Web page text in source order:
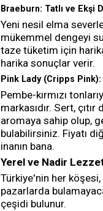
Braeburn: Tatlı ve Ekşi
Yeni nesil elma
mükemmel dengeyi
taze tüketim için
harika sonuçlar verir.
Pink Lady (Cripps
Pembe-kırmızı
markasıdır. Sert,
aromaya sahip olup,
bulabilirsiniz. Fiyatı
inanın bana.
Yerel ve Nadir
Türkiye'nin her
pazarlarda
çeşidi bulunur.